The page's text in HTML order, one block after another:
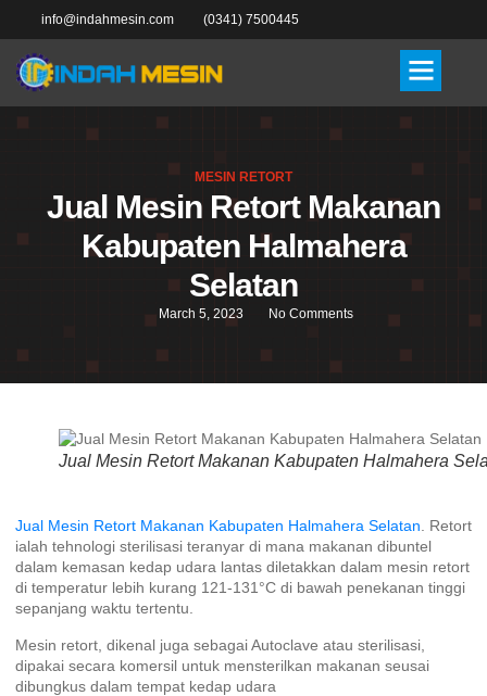
info@indahmesin.com (0341) 7500445
MESIN RETORT
Jual Mesin Retort Makanan
Kabupaten Halmahera
Selatan
March 5, 2023 No Comments
Jual Mesin Retort Makanan Kabupaten Halmahera
Jual Mesin Retort Makanan Kabupaten Halmahera Selatan. Retort
ialah tehnologi sterilisasi teranyar di mana makanan dibuntel
dalam kemasan kedap udara lantas diletakkan dalam mesin retort
di temperatur lebih kurang 121-131°C di bawah penekanan tinggi
sepanjang waktu tertentu.
Mesin retort, dikenal juga sebagai Autoclave atau sterilisasi,
dipakai secara komersil untuk mensterilkan makanan seusai
dibungkus dalam tempat kedap udara